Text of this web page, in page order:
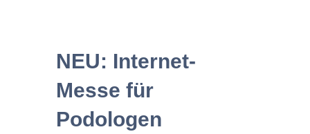
NEU: Internet-
Messe für
Podologen